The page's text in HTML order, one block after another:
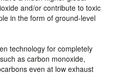
and/or contribute to toxic
in the form of ground-level
technology for completely
as carbon monoxide,
even at low exhaust